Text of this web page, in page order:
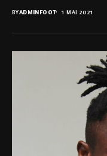
BYADMINFOOT 1 MAI 2021